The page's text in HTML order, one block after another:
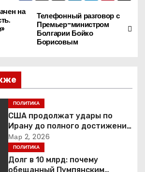
Телефонный разговор с
Премьер-министром
Болгарии Бойко
Борисовым
на
ПОЛИТИКА
США продолжат удары по
Ирану до полного достижения
целей — Трамп
Мар 2, 2026
ПОЛИТИКА
Долг в 10 млрд: почему
обещанный Пумпянским